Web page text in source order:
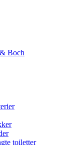
Boch
toiletter